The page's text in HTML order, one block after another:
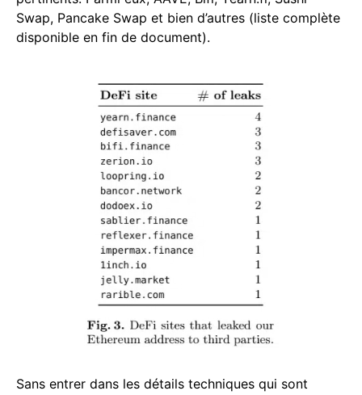
Swap, Pancake Swap et bien d’autres (liste complète
disponible en fin de document).
Sans entrer dans les détails techniques qui sont